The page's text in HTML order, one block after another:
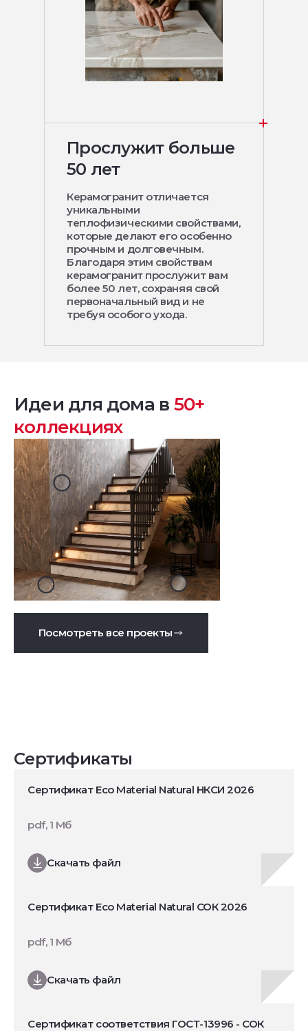
Прослужит больше
50 лет
Керамогранит отличается
уникальными
теплофизическими свойствами,
которые делают его особенно
прочным и долговечным.
Благодаря этим свойствам
керамогранит прослужит вам
более 50 лет, сохраняя свой
первоначальный вид и не
требуя особого ухода.
Идеи для дома в 50+
коллекциях
Посмотреть все проекты
Сертификаты
Сертификат Eco Material Natural НКСИ 2026
Скачать файл
pdf, 1 Мб
Сертификат Eco Material Natural СОК 2026
Скачать файл
pdf, 1 Мб
Сертификат соответствия ГОСТ-13996 - СОК